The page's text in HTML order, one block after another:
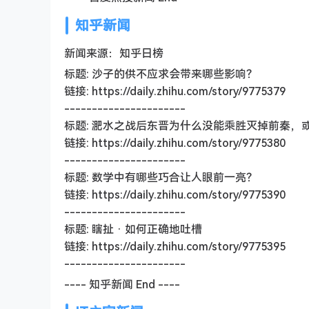
知乎新闻
新闻来源：知乎日榜
标题: 沙子的供不应求会带来哪些影响？
链接: https://daily.zhihu.com/story/9775379
----------------------
标题: 淝水之战后东晋为什么没能乘胜灭掉前秦，
链接: https://daily.zhihu.com/story/9775380
----------------------
标题: 数学中有哪些巧合让人眼前一亮？
链接: https://daily.zhihu.com/story/9775390
----------------------
标题: 瞎扯 · 如何正确地吐槽
链接: https://daily.zhihu.com/story/9775395
----------------------
---- 知乎新闻 End ----